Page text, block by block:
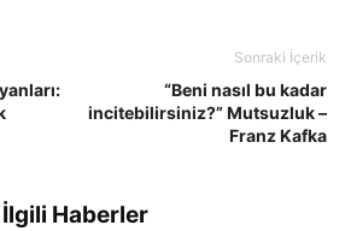
Sonraki İçerik
“Beni nasıl bu kadar
incitebilirsiniz?” Mutsuzluk –
Franz Kafka
İlgili Haberler